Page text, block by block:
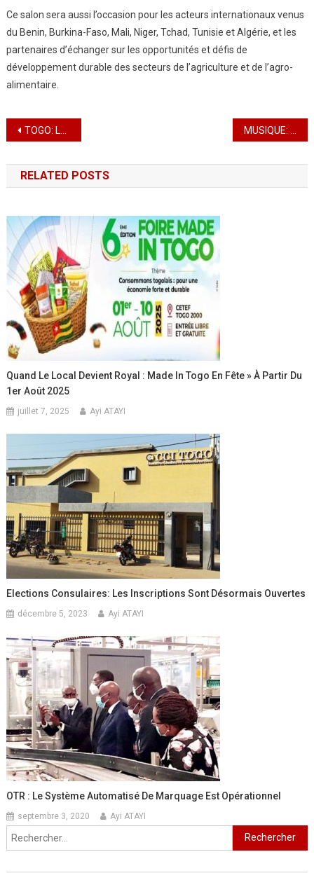
Ce salon sera aussi l’occasion pour les acteurs internationaux venus
du Benin, Burkina-Faso, Mali, Niger, Tchad, Tunisie et Algérie, et les
partenaires d’échanger sur les opportunités et défis de
développement durable des secteurs de l’agriculture et de l’agro-
alimentaire.
Navigation
de
l’article
TOGO: Le Secteur du Textile reprend des couleurs
RELATED POSTS
Quand Le Local Devient Royal : Made In Togo En Fête » À Partir Du
1er Août 2025
juillet 7, 2025 Ayi ATAYI
Elections Consulaires: Les Inscriptions Sont Désormais Ouvertes
décembre 5, 2023 Ayi ATAYI
OTR : Le Système Automatisé De Marquage Est Opérationnel
septembre 3, 2020 Ayi ATAYI
Rechercher :